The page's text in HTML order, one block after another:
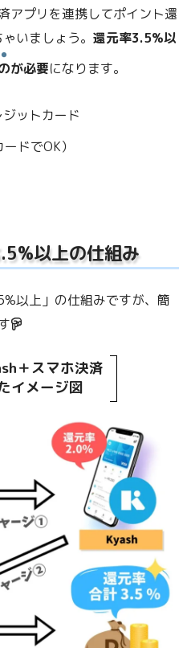
アプリを連携してポイント還
いましょう。 還元率3.5%以
が必要になります。
ットカード
ドでOK）
以上の仕組み
以上」の仕組みですが、簡
＋スマホ決済
イメージ図